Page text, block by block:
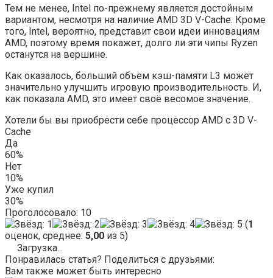
Тем не менее, Intel по-прежнему является достойным
вариантом, несмотря на наличие AMD 3D V-Cache. Кроме
того, Intel, вероятно, представит свои идеи инновациям
AMD, поэтому время покажет, долго ли эти чипы Ryzen
останутся на вершине.
Как оказалось, больший объем кэш-памяти L3 может
значительно улучшить игровую производительность. И,
как показала AMD, это имеет своё весомое значение.
Хотели бы вы приобрести себе процессор AMD с 3D V-
Cache
Да
60%
Нет
10%
Уже купил
30%
Проголосовало: 10
(1
оценок, среднее: 5,00 из 5)
Загрузка...
Понравилась статья? Поделиться с друзьями:
Вам также может быть интересно